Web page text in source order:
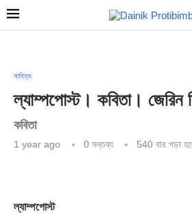
সাহিত্য
ল্যাম্পপোস্ট। কবিতা। জেরিন
কবিতা
1 year ago 0 মন্তব্য 540 বার পড়া
ল্যাম্পপোস্ট